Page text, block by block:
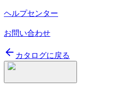
ヘルプセンター
お問い合わせ
カタログに戻る